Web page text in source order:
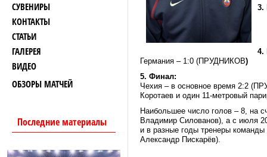
СУВЕНИРЫ
КОНТАКТЫ
СТАТЬИ
ГАЛЕРЕЯ
ВИДЕО
ОБЗОРЫ МАТЧЕЙ
Последние материалы
3.
4.
Германия – 1:0 (ПРУДНИКОВ)
5. Финал:
Чехия – в основное время 2:2
Коротаев и один 11-метровый
Наибольшее число голов – 8, на
Владимир Силованов), а с июля
и в разные годы тренеры
Александр Пискарёв).